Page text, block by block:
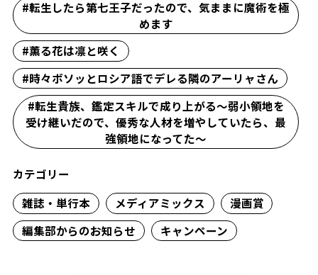
#転生したら第七王子だったので、気ままに魔術を極
めます
#薫る花は凛と咲く
#時々ボソッとロシア語でデレる隣のアーリャさん
#転生貴族、鑑定スキルで成り上がる～弱小領地を
受け継いだので、優秀な人材を増やしていたら、最
強領地になってた～
カテゴリー
雑誌・単行本
メディアミックス
漫画賞
編集部からのお知らせ
キャンペーン